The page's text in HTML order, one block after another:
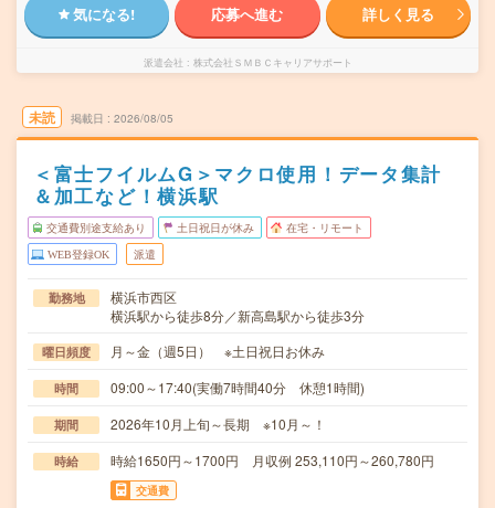
気になる! 応募へ進む 詳しく見る
派遣会社 株式会社ＳＭＢＣキャリアサポート
未読 掲載日 2026/08/05
＜富士フイルムG＞マクロ使用！データ集計
＆加工など！横浜駅
交通費別途支給あり 土日祝日が休み 在宅・リモート
WEB登録OK 派遣
勤務地
横浜市西区
横浜駅から徒歩8分／新高島駅から徒歩3分
曜日頻度 月～金（週5日） ※土日祝日お休み
時間 09:00～17:40(実働7時間40分 休憩1時間)
期間 2026年10月上旬～長期 ※10月～！
時給 時給1650円～1700円 月収例 253,110円～260,780円
交通費